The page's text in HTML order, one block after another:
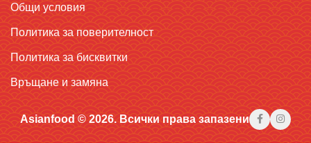
Общи условия
Политика за поверителност
Политика за бисквитки
Връщане и замяна
Asianfood © 2026. Всички права запазени